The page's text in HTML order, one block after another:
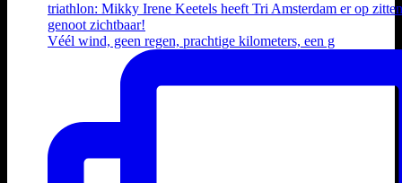
Véél wind, geen regen, prachtige kilometers, een g